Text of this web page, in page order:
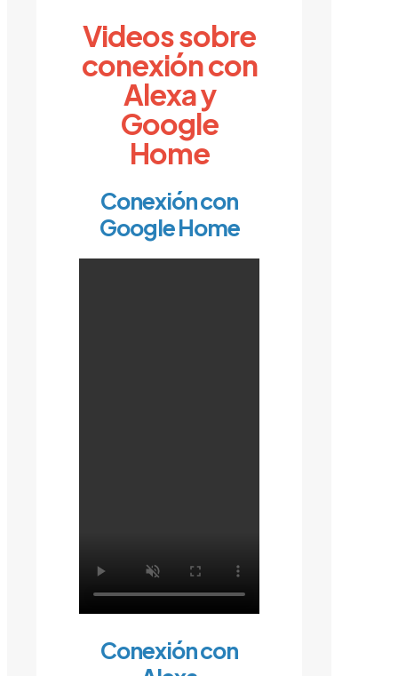
Videos sobre
conexión con
Alexa y
Google
Home
Conexión con
Google Home
Conexión con